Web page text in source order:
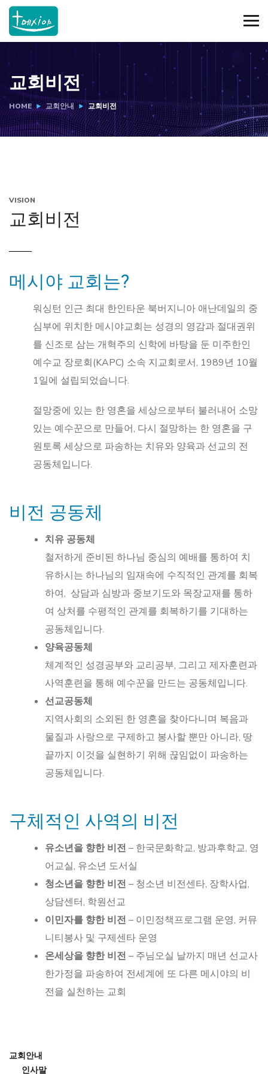
교회비전
HOME 교회안내 교회비전
VISION
교회비전
메시야 교회는?
워싱턴 인근 최대 한인타운 북버지니아 애난데일의 중
심부에 위치한 메시야교회는 성경의 영감과 절대권위
를 신조로 삼는 개혁주의 신학에 바탕을 둔 미주한인
예수교 장로회(KAPC) 소속 지교회로서, 1989년 10월
1일에 설립되었습니다.
절망중에 있는 한 영혼을 세상으로부터 불러내어 소망
있는 예수꾼으로 만들어, 다시 절망하는 한 영혼을 구
원토록 세상으로 파송하는 치유와 양육과 선교의 전
공동체입니다.
비전 공동체
치유 공동체
철저하게 준비된 하나님 중심의 예배를 통하여 치
유하시는 하나님의 임재속에 수직적인 관계를 회복
하여, 상담과 심방과 중보기도와 목장교재를 통하
여 상처를 수평적인 관계를 회복하기를 기대하는
공동체입니다.
양육공동체
체계적인 성경공부와 교리공부, 그리고 제자훈련과
사역훈련을 통해 예수꾼을 만드는 공동체입니다.
선교공동체
지역사회의 소외된 한 영혼을 찾아다니며 복음과
물질과 사랑으로 구제하고 봉사할 뿐만 아니라, 땅
끝까지 이것을 실현하기 위해 끊임없이 파송하는
공동체입니다.
구체적인 사역의 비전
유소년을 향한 비전 – 한국문화학교, 방과후학교, 영
어교실, 유소년 도서실
청소년을 향한 비전 – 청소년 비전센타, 장학사업,
상담센터, 학원선교
이민자를 향한 비전 – 이민정책프로그램 운영, 커뮤
니티봉사 및 구제센타 운영
온세상을 향한 비전 – 주님오실 날까지 매년 선교사
한가정을 파송하여 전세계에 또 다른 메시야의 비
전을 실천하는 교회
교회안내
인사말